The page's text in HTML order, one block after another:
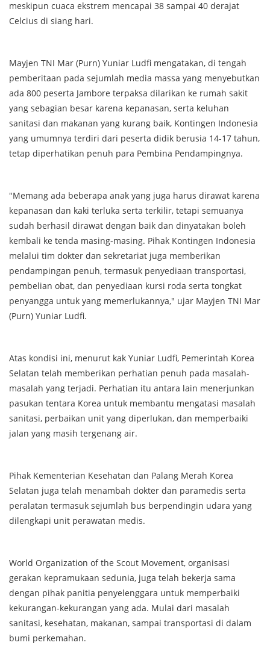
meskipun cuaca ekstrem mencapai 38 sampai 40 derajat
Celcius di siang hari.
Mayjen TNI Mar (Purn) Yuniar Ludfi mengatakan, di tengah
pemberitaan pada sejumlah media massa yang menyebutkan
ada 800 peserta Jambore terpaksa dilarikan ke rumah sakit
yang sebagian besar karena kepanasan, serta keluhan
sanitasi dan makanan yang kurang baik, Kontingen Indonesia
yang umumnya terdiri dari peserta didik berusia 14-17 tahun,
tetap diperhatikan penuh para Pembina Pendampingnya.
"Memang ada beberapa anak yang juga harus dirawat karena
kepanasan dan kaki terluka serta terkilir, tetapi semuanya
sudah berhasil dirawat dengan baik dan dinyatakan boleh
kembali ke tenda masing-masing. Pihak Kontingen Indonesia
melalui tim dokter dan sekretariat juga memberikan
pendampingan penuh, termasuk penyediaan transportasi,
pembelian obat, dan penyediaan kursi roda serta tongkat
penyangga untuk yang memerlukannya," ujar Mayjen TNI Mar
(Purn) Yuniar Ludfi.
Atas kondisi ini, menurut kak Yuniar Ludfi, Pemerintah Korea
Selatan telah memberikan perhatian penuh pada masalah-
masalah yang terjadi. Perhatian itu antara lain menerjunkan
pasukan tentara Korea untuk membantu mengatasi masalah
sanitasi, perbaikan unit yang diperlukan, dan memperbaiki
jalan yang masih tergenang air.
Pihak Kementerian Kesehatan dan Palang Merah Korea
Selatan juga telah menambah dokter dan paramedis serta
peralatan termasuk sejumlah bus berpendingin udara yang
dilengkapi unit perawatan medis.
World Organization of the Scout Movement, organisasi
gerakan kepramukaan sedunia, juga telah bekerja sama
dengan pihak panitia penyelenggara untuk memperbaiki
kekurangan-kekurangan yang ada. Mulai dari masalah
sanitasi, kesehatan, makanan, sampai transportasi di dalam
bumi perkemahan.